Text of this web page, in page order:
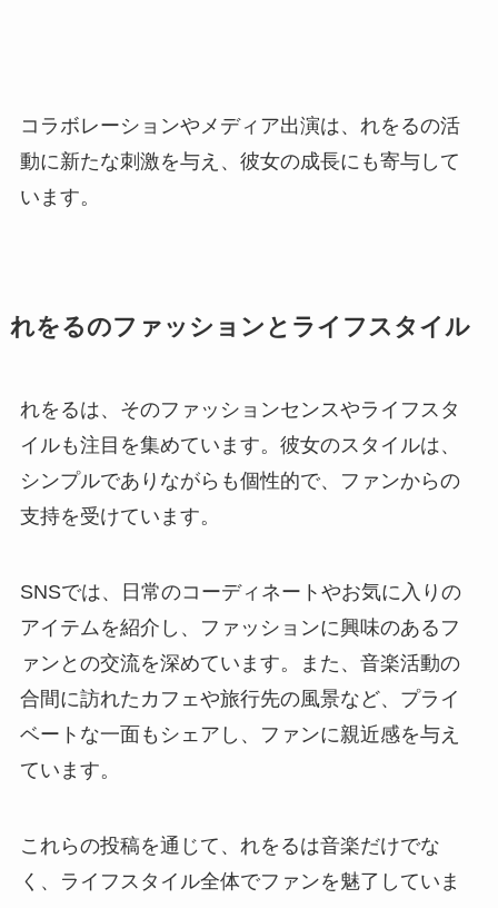
コラボレーションやメディア出演は、れをるの活
動に新たな刺激を与え、彼女の成長にも寄与して
います。
れをるのファッションとライフスタイル
れをるは、そのファッションセンスやライフスタ
イルも注目を集めています。彼女のスタイルは、
シンプルでありながらも個性的で、ファンからの
支持を受けています。
SNSでは、日常のコーディネートやお気に入りの
アイテムを紹介し、ファッションに興味のあるフ
ァンとの交流を深めています。また、音楽活動の
合間に訪れたカフェや旅行先の風景など、プライ
ベートな一面もシェアし、ファンに親近感を与え
ています。
これらの投稿を通じて、れをるは音楽だけでな
く、ライフスタイル全体でファンを魅了していま